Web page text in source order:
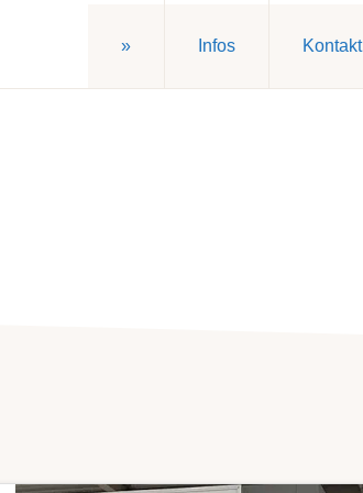
» Infos Kontakt